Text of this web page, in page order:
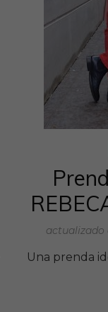
actualizado
Una prenda